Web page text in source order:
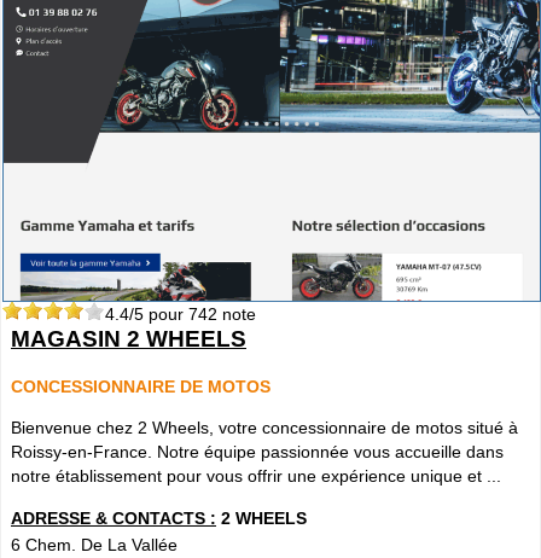
4.4/5 pour 742 note
MAGASIN 2 WHEELS
CONCESSIONNAIRE DE MOTOS
Bienvenue chez 2 Wheels, votre concessionnaire de motos situé à
Roissy-en-France. Notre équipe passionnée vous accueille dans
notre établissement pour vous offrir une expérience unique et ...
ADRESSE & CONTACTS : 2 WHEELS
6 Chem. De La Vallée